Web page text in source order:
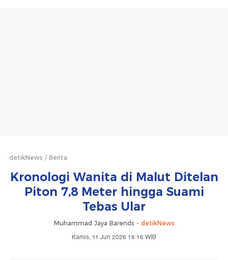
detikNews Berita
Kronologi Wanita di Malut Ditelan
Piton 7,8 Meter hingga Suami
Tebas Ular
Muhammad Jaya Barends - detikNews
Kamis, 11 Jun 2026 18:16 WIB